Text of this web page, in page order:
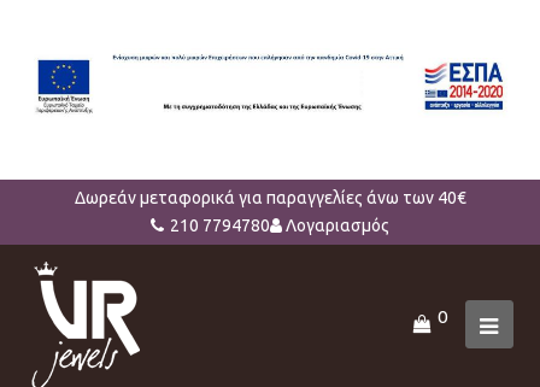
Δωρεάν μεταφορικά για παραγγελίες άνω των 40€
210 7794780
Λογαριασμός
0